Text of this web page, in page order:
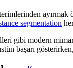
ayırmak
segmentation
gibi modern
başarı